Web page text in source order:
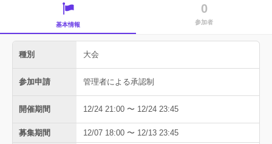
基本情報
0
参加者
種別 大会
参加申請 管理者による承認制
開催期間 12/24 21:00 〜 12/24 23:45
募集期間 12/07 18:00 〜 12/13 23:45